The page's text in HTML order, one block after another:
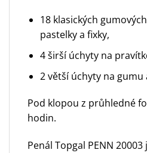
18 klasických
pastelky a fixky,
4 širší úchyty na
2 větší úchyty na gumu
Pod klopou z průhledné
hodin.
Penál Topgal PENN